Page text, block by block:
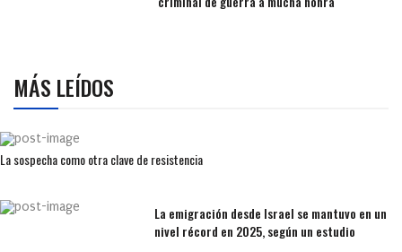
MÁS LEÍDOS
La sospecha como otra clave de resistencia
La emigración desde Israel se mantuvo en un
nivel récord en 2025, según un estudio